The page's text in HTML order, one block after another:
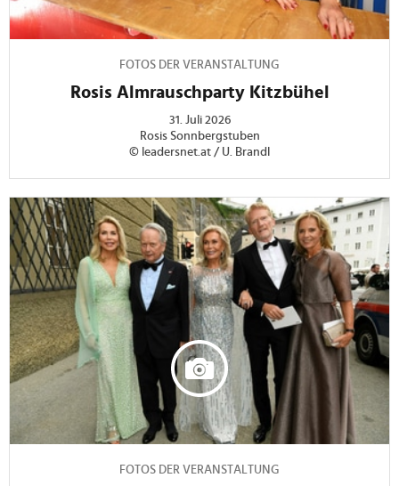
FOTOS DER VERANSTALTUNG
Rosis Almrauschparty Kitzbühel
31. Juli 2026
Rosis Sonnbergstuben
© leadersnet.at / U. Brandl
FOTOS DER VERANSTALTUNG